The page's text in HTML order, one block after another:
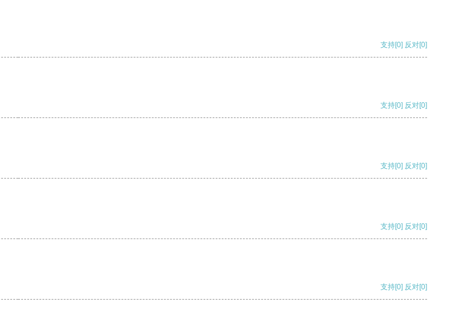
支持[0] 反对[0]
支持[0] 反对[0]
支持[0] 反对[0]
支持[0] 反对[0]
支持[0] 反对[0]